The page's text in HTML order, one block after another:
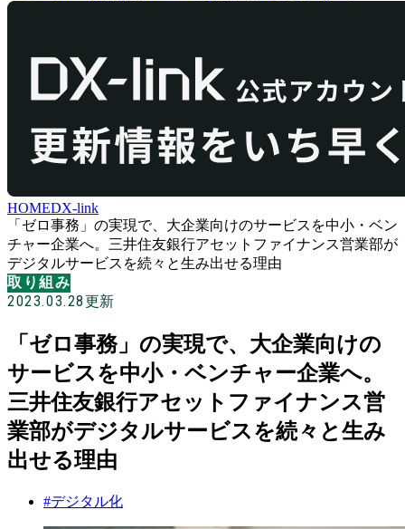
HOMEDX-link
「ゼロ事務」の実現で、大企業向けのサービスを中小・ベン
チャー企業へ。三井住友銀行アセットファイナンス営業部が
デジタルサービスを続々と生み出せる理由
取り組み
2023.03.28更新
「ゼロ事務」の実現で、大企業向けの
サービスを中小・ベンチャー企業へ。
三井住友銀行アセットファイナンス営
業部がデジタルサービスを続々と生み
出せる理由
#デジタル化